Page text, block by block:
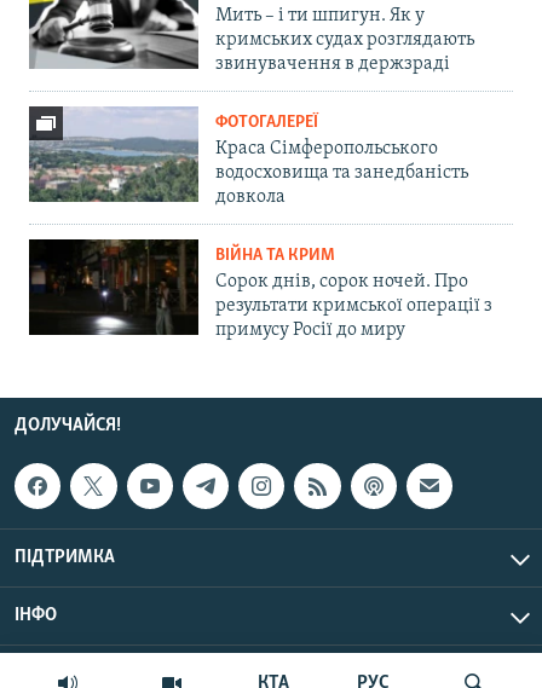
КТА РУС
Мить – і ти шпигун. Як у
кримських судах розглядають
звинувачення в держзраді
ФОТОГАЛЕРЕЇ
Краса Сімферопольського
водосховища та занедбаність
довкола
ВІЙНА ТА КРИМ
Сорок днів, сорок ночей. Про
результати кримської операції з
примусу Росії до миру
ДОЛУЧАЙСЯ!
ПІДТРИМКА
ІНФО
© Крим.Реалії, 2026 | Усі права застережено.